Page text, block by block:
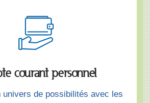
courant personnel
univers de possibilités avec les